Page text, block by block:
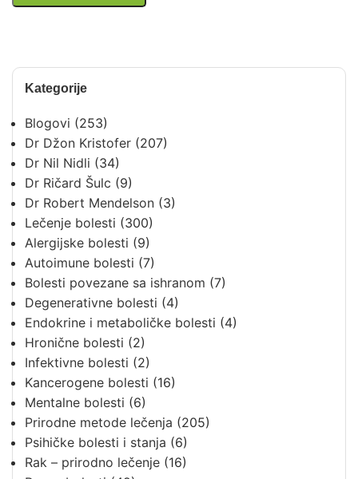
Kategorije
Blogovi (253)
Dr Džon Kristofer (207)
Dr Nil Nidli (34)
Dr Ričard Šulc (9)
Dr Robert Mendelson (3)
Lečenje bolesti (300)
Alergijske bolesti (9)
Autoimune bolesti (7)
Bolesti povezane sa ishranom (7)
Degenerativne bolesti (4)
Endokrine i metaboličke bolesti (4)
Hronične bolesti (2)
Infektivne bolesti (2)
Kancerogene bolesti (16)
Mentalne bolesti (6)
Prirodne metode lečenja (205)
Psihičke bolesti i stanja (6)
Rak – prirodno lečenje (16)